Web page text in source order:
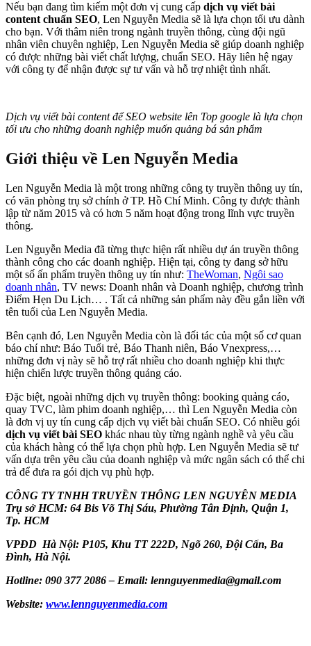
Nếu bạn đang tìm kiếm một đơn vị cung cấp dịch vụ viết bài
content chuẩn SEO, Len Nguyễn Media sẽ là lựa chọn tối ưu dành
cho bạn. Với thâm niên trong ngành truyền thông, cùng đội ngũ
nhân viên chuyên nghiệp, Len Nguyễn Media sẽ giúp doanh nghiệp
có được những bài viết chất lượng, chuẩn SEO. Hãy liên hệ ngay
với công ty để nhận được sự tư vấn và hỗ trợ nhiệt tình nhất.
Dịch vụ viết bài content để SEO website lên Top google là lựa chọn
tối ưu cho những doanh nghiệp muốn quảng bá sản phẩm
Giới thiệu về Len Nguyễn Media
Len Nguyễn Media là một trong những công ty truyền thông uy tín,
có văn phòng trụ sở chính ở TP. Hồ Chí Minh. Công ty được thành
lập từ năm 2015 và có hơn 5 năm hoạt động trong lĩnh vực truyền
thông.
Len Nguyễn Media đã từng thực hiện rất nhiều dự án truyền thông
thành công cho các doanh nghiệp. Hiện tại, công ty đang sở hữu
một số ấn phẩm truyền thông uy tín như: TheWoman, Ngôi sao
doanh nhân, TV news: Doanh nhân và Doanh nghiệp, chương trình
Điểm Hẹn Du Lịch… . Tất cả những sản phẩm này đều gắn liền với
tên tuổi của Len Nguyễn Media.
Bên cạnh đó, Len Nguyễn Media còn là đối tác của một số cơ quan
báo chí như: Báo Tuổi trẻ, Báo Thanh niên, Báo Vnexpress,…
những đơn vị này sẽ hỗ trợ rất nhiều cho doanh nghiệp khi thực
hiện chiến lược truyền thông quảng cáo.
Đặc biệt, ngoài những dịch vụ truyền thông: booking quảng cáo,
quay TVC, làm phim doanh nghiệp,… thì Len Nguyễn Media còn
là đơn vị uy tín cung cấp dịch vụ viết bài chuẩn SEO. Có nhiều gói
dịch vụ viết bài SEO khác nhau tùy từng ngành nghề và yêu cầu
của khách hàng có thể lựa chọn phù hợp. Len Nguyễn Media sẽ tư
vấn dựa trên yêu cầu của doanh nghiệp và mức ngân sách có thể chi
trả để đưa ra gói dịch vụ phù hợp.
CÔNG TY TNHH TRUYỀN THÔNG LEN NGUYỄN MEDIA
Trụ sở HCM: 64 Bis Võ Thị Sáu, Phường Tân Định, Quận 1,
Tp. HCM
VPĐD Hà Nội: P105, Khu TT 222D, Ngõ 260, Đội Cấn, Ba
Đình, Hà Nội.
Hotline: 090 377 2086– Email: lennguyenmedia@gmail.com
Website: www.lennguyenmedia.com